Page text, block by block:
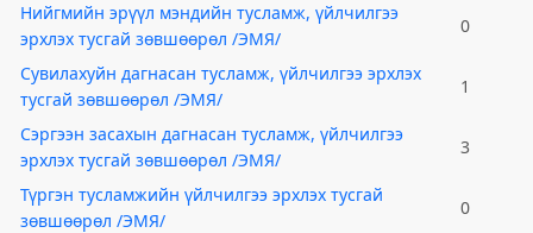
Нийгмийн эрүүл мэндийн тусламж, үйлчилгээ
эрхлэх тусгай зөвшөөрөл /ЭМЯ/
0
Сувилахуйн дагнасан тусламж, үйлчилгээ эрхлэх
тусгай зөвшөөрөл /ЭМЯ/
1
Сэргээн засахын дагнасан тусламж, үйлчилгээ
эрхлэх тусгай зөвшөөрөл /ЭМЯ/
3
Түргэн тусламжийн үйлчилгээ эрхлэх тусгай
зөвшөөрөл /ЭМЯ/
0